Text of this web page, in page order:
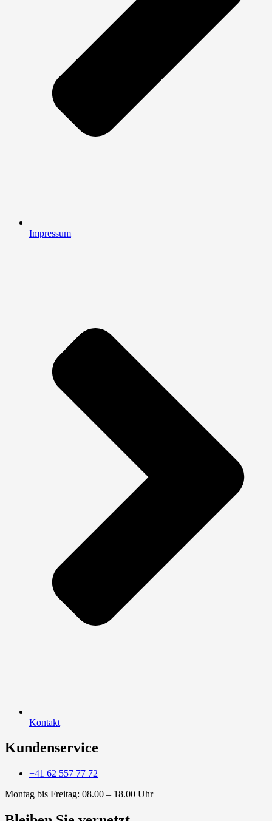
Impressum
Kontakt
Kundenservice
+41 62 557 77 72
Montag bis Freitag: 08.00 – 18.00 Uhr